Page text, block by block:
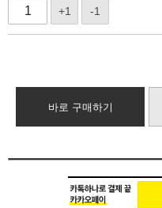
+1 -1
바로 구매하기